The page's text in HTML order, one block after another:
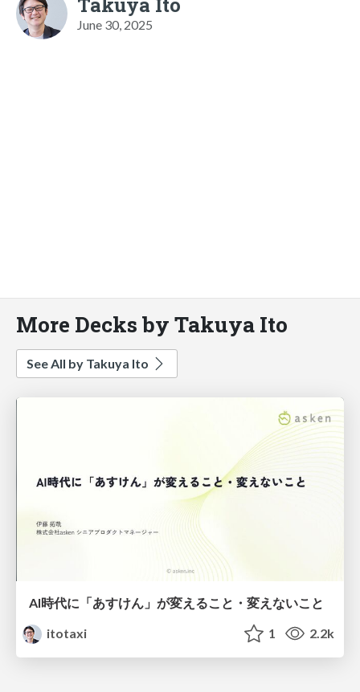
June 30, 2025
More Decks by Takuya Ito
See All by Takuya Ito
AI時代に「あすけん」が変えること・変えないこと
itotaxi
1 2.2k